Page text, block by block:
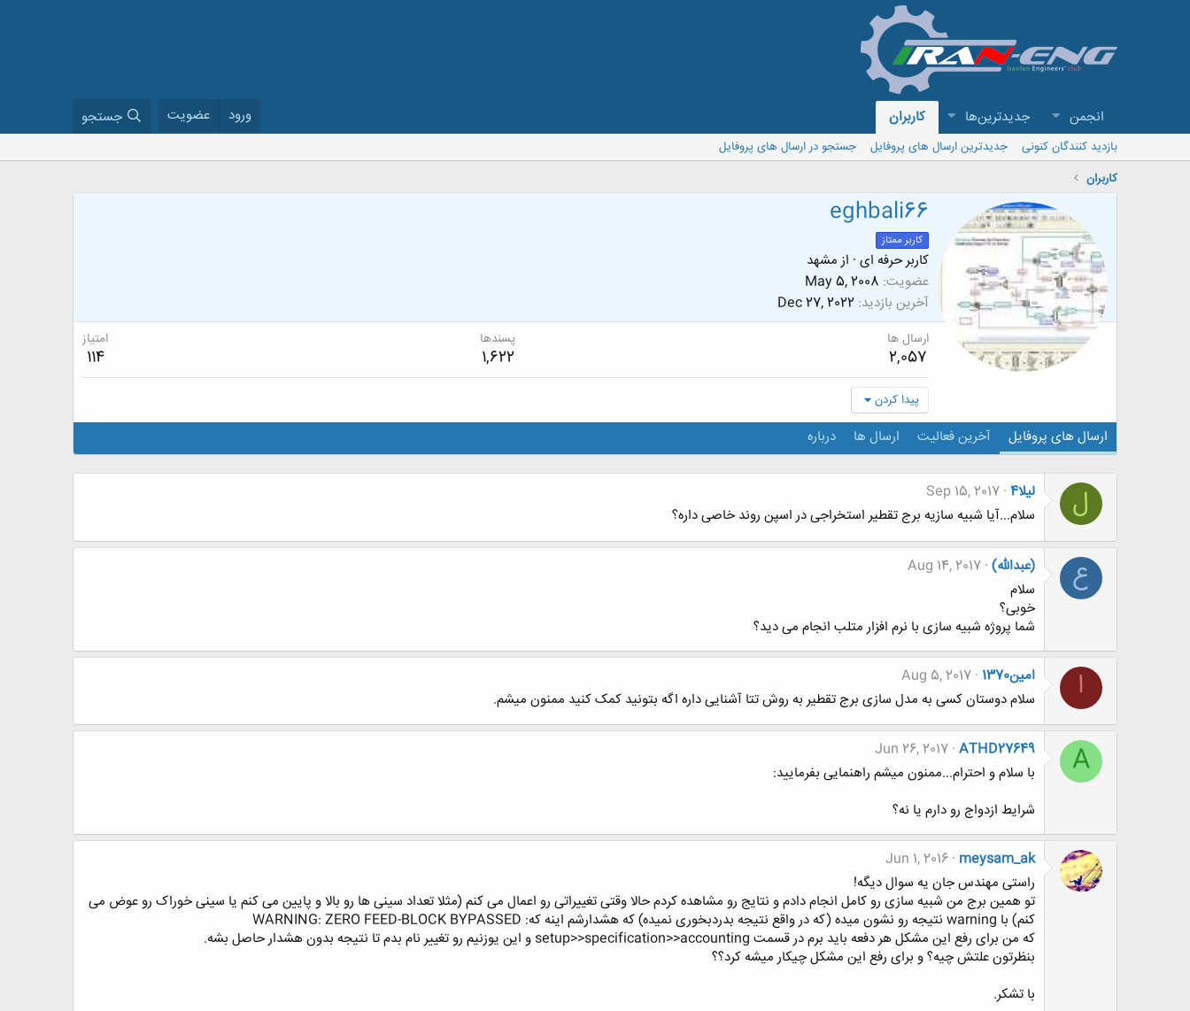
انجمن جدیدترین‌ها کاربران ورود عضویت جستجو
بازدید کنندگان کنونی جدیدترین ارسال های پروفایل
جستجو در ارسال های پروفایل
کاربران
eghbali66
کاربر ممتاز
کاربر حرفه ای · از مشهد
عضویت May 5, 2008
آخرین بازدید Dec 27, 2022
ارسال ها
2,057
پسندها
1,622
امتیاز
114
پیدا کردن
ارسال های پروفایل آخرین فعالیت ارسال ها درباره
ل لیلا4
Sep 15, 2017
سلام...آیا شبیه سازیه برج تقطیر استخراجی در اسپن روند خاصی داره؟
ع (عبدالله) Aug 14, 2017
سلام
خوبی؟
شما پروژه شبیه سازی با نرم افزار متلب انجام می دید؟
ا امین1370
Aug 5, 2017
سلام دوستان کسی به مدل سازی برج تقطیر به روش تتا آشنایی داره اگه بتونید کمک کنید ممنون میشم.
A
ATHD27649
Jun 26, 2017
با سلام و احترام...ممنون میشم راهنمایی بفرمایید:
شرایط ازدواج رو دارم یا نه؟
meysam_ak
Jun 1, 2016
راستی مهندس جان یه سوال دیگه!
تو همین برج من شبیه سازی رو کامل انجام دادم و نتایج رو مشاهده کردم حالا وقتی تغییراتی رو اعمال می کنم (مثلا تعداد سینی ها رو بالا و پایین می کنم یا سینی خوراک رو عوض می
کنم) با warning نتیجه رو نشون میده (که در واقع نتیجه بدردبخوری نمیده) که هشدارشم اینه که: WARNING: ZERO FEED-BLOCK BYPASSED
که من برای رفع این مشکل هر دفعه باید برم در قسمت setup>>specification>>accounting و این یوزنیم رو تغییر نام بدم تا نتیجه بدون هشدار حاصل بشه.
بنظرتون علتش چیه؟ و برای رفع این مشکل چیکار میشه کرد؟؟
با تشکر.